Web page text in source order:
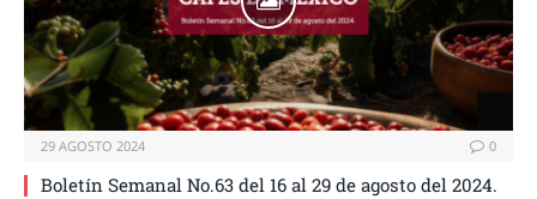
29 AGOSTO 2024 0
Boletín Semanal No.63 del 16 al 29 de agosto del 2024.